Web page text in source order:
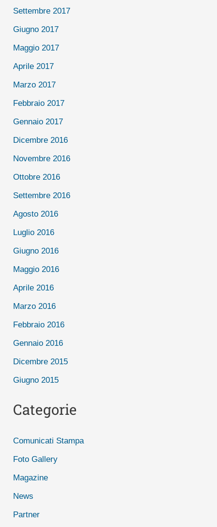
Settembre 2017
Giugno 2017
Maggio 2017
Aprile 2017
Marzo 2017
Febbraio 2017
Gennaio 2017
Dicembre 2016
Novembre 2016
Ottobre 2016
Settembre 2016
Agosto 2016
Luglio 2016
Giugno 2016
Maggio 2016
Aprile 2016
Marzo 2016
Febbraio 2016
Gennaio 2016
Dicembre 2015
Giugno 2015
Categorie
Comunicati Stampa
Foto Gallery
Magazine
News
Partner